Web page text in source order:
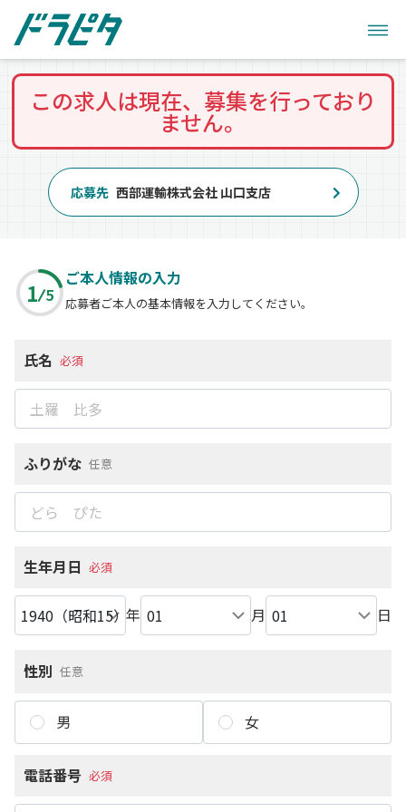
この求人は現在、募集を行っており
ません。
応募先 西部運輸株式会社 山口支店
1 5
ご本人情報の入力
応募者ご本人の基本情報を入力してください。
氏名 必須
ふりがな 任意
生年月日 必須
年 月 日
性別 任意
男 女
電話番号 必須